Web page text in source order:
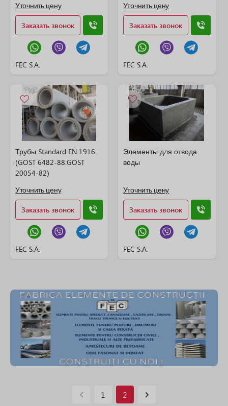
Уточнить цену
Заказать звонок
FEC S.A.
Уточнить цену
Заказать звонок
FEC S.A.
Трубы Standard EN 1916
(GOST 6482-88:GOST
20054-82)
Уточнить цену
Заказать звонок
FEC S.A.
Элементы для отвода
воды
Уточнить цену
Заказать звонок
FEC S.A.
1 2